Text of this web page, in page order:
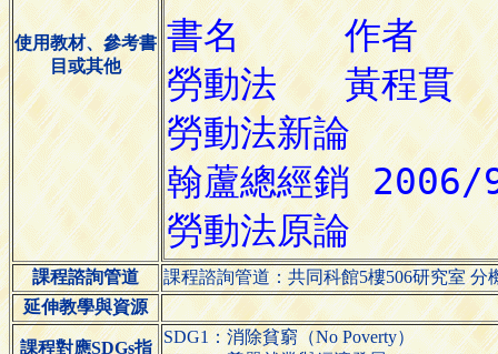
使用教材、參考書
目或其他
課程諮詢管道
課程諮詢管道：共同科館5樓506研究室 分
延伸教學與資源
課程對應SDGs指
SDG1：消除貧窮（No Poverty）